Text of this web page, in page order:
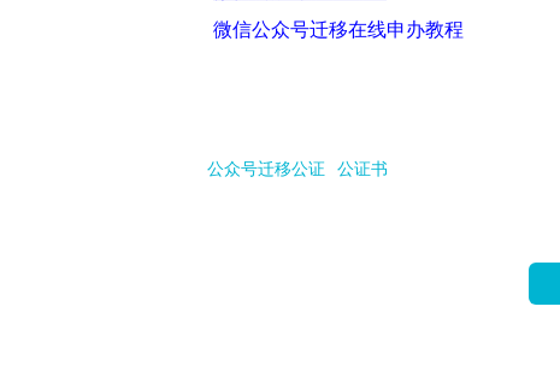
微信公众号迁移在线申办教程
公众号迁移公证 公证书